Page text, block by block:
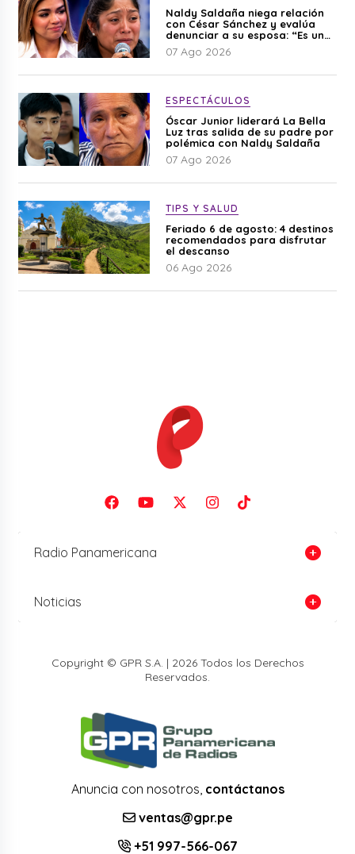
Naldy Saldaña niega relación
con César Sánchez y evalúa
denunciar a su esposa: “Es una
difamación”
07 Ago 2026
ESPECTÁCULOS
Óscar Junior liderará La Bella
Luz tras salida de su padre por
polémica con Naldy Saldaña
07 Ago 2026
TIPS Y SALUD
Feriado 6 de agosto: 4 destinos
recomendados para disfrutar
el descanso
06 Ago 2026
Radio Panamericana
Noticias
Copyright © GPR S.A. | 2026 Todos los Derechos
Reservados.
Anuncia con nosotros, contáctanos
ventas@gpr.pe
+51 997-566-067